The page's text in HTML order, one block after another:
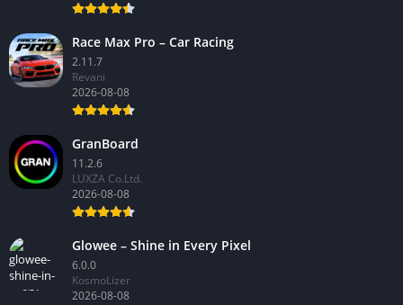
Race Max Pro – Car Racing
2.11.7
Revani
2026-08-08
GranBoard
11.2.6
LUXZA Co.Ltd.
2026-08-08
Glowee – Shine in Every Pixel
6.0.0
KosmoLizer
2026-08-08